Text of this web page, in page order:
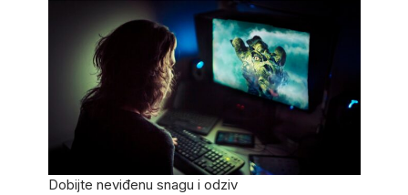
Dobijte neviđenu snagu i odziv